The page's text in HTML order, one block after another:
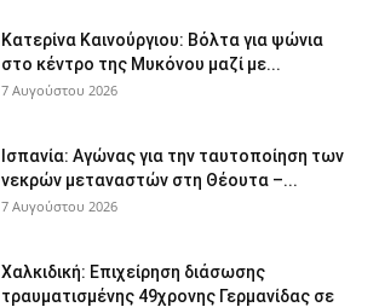
Κατερίνα Καινούργιου: Βόλτα για ψώνια
στο κέντρο της Μυκόνου μαζί με...
7 Αυγούστου 2026
Ισπανία: Αγώνας για την ταυτοποίηση των
νεκρών μεταναστών στη Θέουτα –...
7 Αυγούστου 2026
Χαλκιδική: Επιχείρηση διάσωσης
τραυματισμένης 49χρονης Γερμανίδας σε